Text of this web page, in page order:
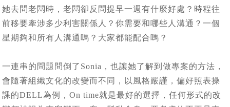
她去問老闆時，老闆卻反問提早一週有什麼好處？時程往
前移要牽涉多少利害關係人？你需要和哪些人溝通？一個
星期夠和所有人溝通嗎？大家都能配合嗎？
一連串的問題問倒了Sonia，也讓她了解到做專案的方法，
會隨著組織文化的改變而不同，以風格嚴謹，偏好照表操
課的DELL為例，On time就是最好的選擇，任何形式的改